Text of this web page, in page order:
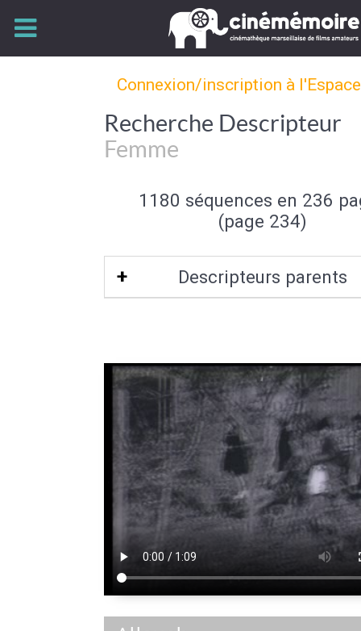
Connexion/inscription à
Recherche Descripteur
Femme
1180 séquences en 236
(page 234)
Descripteurs parents